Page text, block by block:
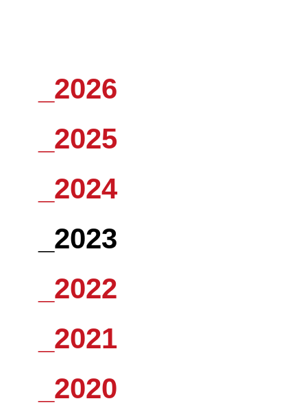
_2026
_2025
_2024
_2023
_2022
_2021
_2020